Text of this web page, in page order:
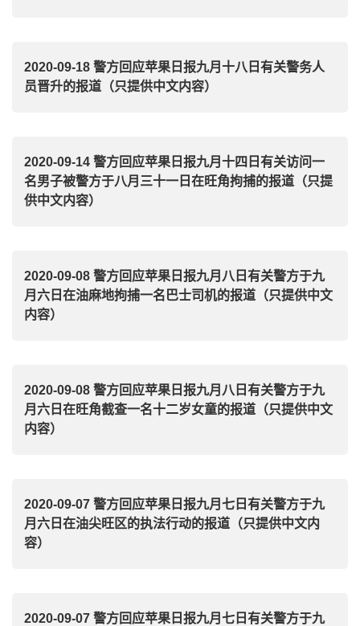
2020-09-18 警方回应苹果日报九月十八日有关警务人
员晋升的报道（只提供中文内容）
2020-09-14 警方回应苹果日报九月十四日有关访问一
名男子被警方于八月三十一日在旺角拘捕的报道（只提
供中文内容）
2020-09-08 警方回应苹果日报九月八日有关警方于九
月六日在油麻地拘捕一名巴士司机的报道（只提供中文
内容）
2020-09-08 警方回应苹果日报九月八日有关警方于九
月六日在旺角截查一名十二岁女童的报道（只提供中文
内容）
2020-09-07 警方回应苹果日报九月七日有关警方于九
月六日在油尖旺区的执法行动的报道（只提供中文内
容）
2020-09-07 警方回应苹果日报九月七日有关警方于九